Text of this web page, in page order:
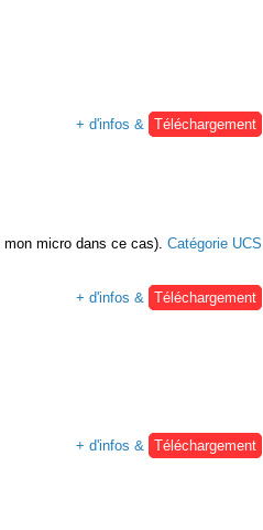
+ d'infos &
Téléchargement
micro dans ce cas). Catégorie UCS
+ d'infos &
Téléchargement
+ d'infos & Téléchargement